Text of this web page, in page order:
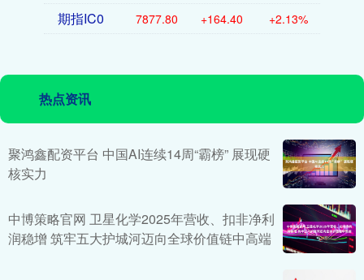
期指IC0 7877.80 +164.40 +2.13%
热点资讯
聚鸿鑫配资平台 中国AI连续14周“霸榜” 展现硬
核实力
中博策略官网 卫星化学2025年营收、扣非净利
润稳增 筑牢五大护城河迈向全球价值链中高端